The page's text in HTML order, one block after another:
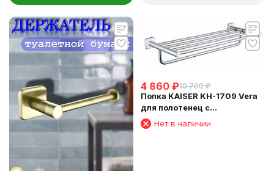
4 860 ₽10 700 ₽
Полка KAISER KH-1709 Vera
для полотенец с
держателем
Нет в наличии